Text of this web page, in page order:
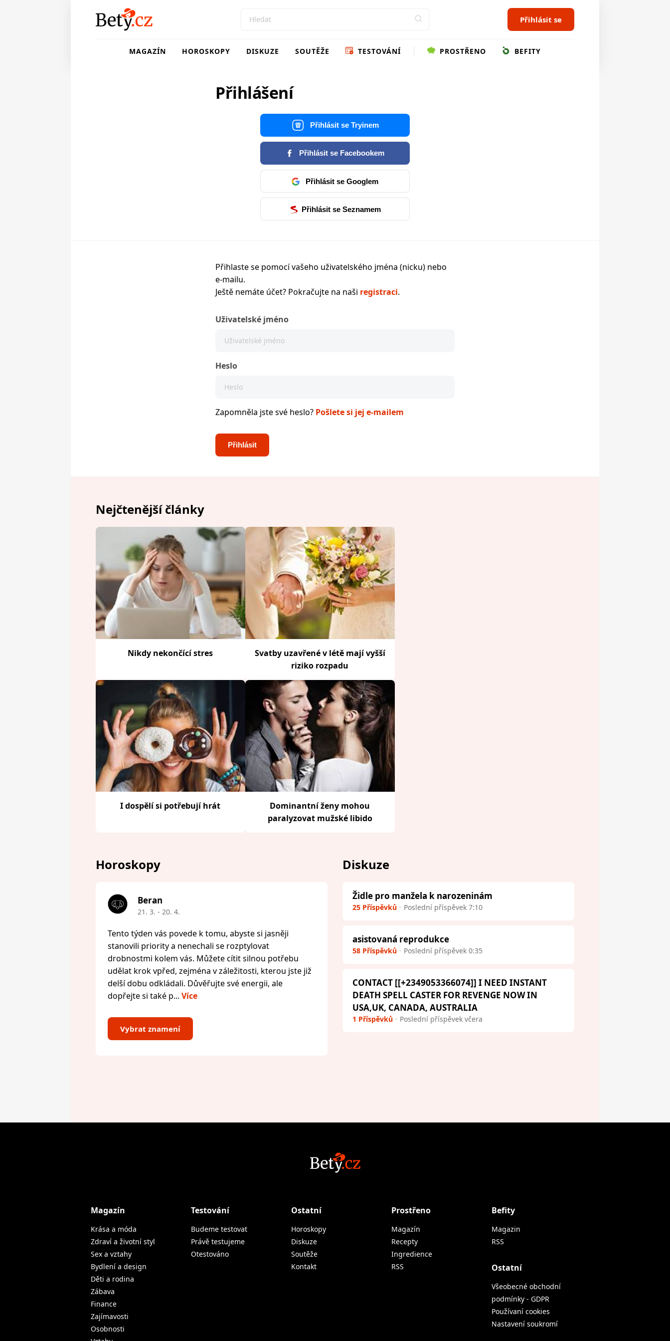
Přihlásit se
MAGAZÍN HOROSKOPY DISKUZE SOUTĚŽE TESTOVÁNÍ PROSTŘENO BEFITY
Přihlášení
Přihlásit se Tryinem
Přihlásit se Facebookem
Přihlásit se Googlem
Přihlásit se Seznamem
Přihlaste se pomocí vašeho uživatelského jména (nicku) nebo
e-mailu.
Ještě nemáte účet? Pokračujte na naši registraci.
Uživatelské jméno
Heslo
Zapomněla jste své heslo? Pošlete si jej e-mailem
Nejčtenější články
Nikdy nekončící stres
Svatby uzavřené v létě mají vyšší
riziko rozpadu
I dospělí si potřebují hrát
Dominantní ženy mohou
paralyzovat mužské libido
Horoskopy
Beran
21. 3. - 20. 4.
Tento týden vás povede k tomu, abyste si jasněji
stanovili priority a nenechali se rozptylovat
drobnostmi kolem vás. Můžete cítit silnou potřebu
udělat krok vpřed, zejména v záležitosti, kterou jste již
delší dobu odkládali. Důvěřujte své energii, ale
dopřejte si také p... Více
Vybrat znamení
Diskuze
Židle pro manžela k narozeninám
25 Příspěvků Poslední příspěvek 7:10
asistovaná reprodukce
58 Příspěvků Poslední příspěvek 0:35
CONTACT [[+2349053366074]] I NEED INSTANT
DEATH SPELL CASTER FOR REVENGE NOW IN
USA,UK, CANADA, AUSTRALIA
1 Příspěvků Poslední příspěvek včera
Magazín
Krása a móda
Zdraví a životní styl
Sex a vztahy
Bydlení a design
Děti a rodina
Zábava
Finance
Zajímavosti
Osobnosti
Testování
Budeme testovat
Právě testujeme
Otestováno
Ostatní
Horoskopy
Diskuze
Soutěže
Kontakt
Prostřeno
Magazín
Recepty
Ingredience
RSS
Befity
Magazin
RSS
Ostatní
Všeobecné obchodní
podmínky - GDPR
Používaní cookies
Nastavení soukromí